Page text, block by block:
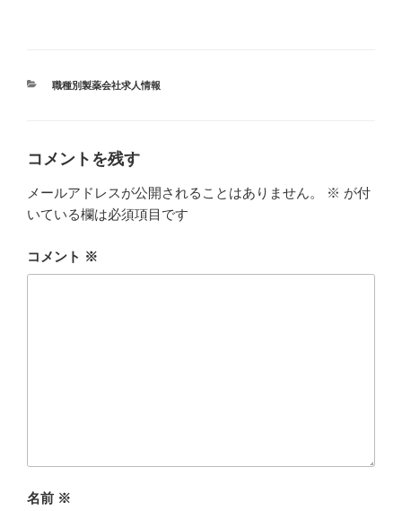
カ
職種別製薬会社求人情報
コメントを残す
メールアドレスが公開されることはありません。 ※ が付
いている欄は必須項目です
コメント ※
名前 ※